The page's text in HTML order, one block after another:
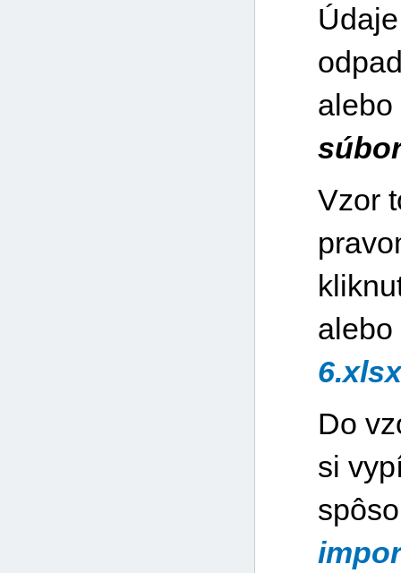
alebo
Vzor
6.xlsx
Do
si